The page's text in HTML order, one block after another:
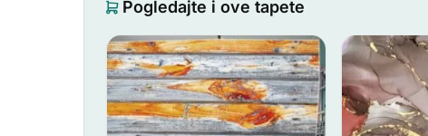
Pogledajte i ove tapete